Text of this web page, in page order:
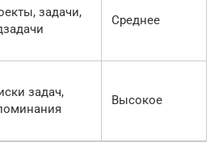
задачи,
Среднее
задач,
Высокое